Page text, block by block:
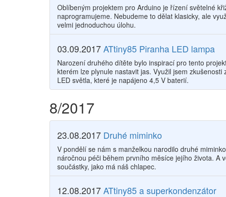
Oblíbeným projektem pro Arduino je řízení světelné
naprogramujeme. Nebudeme to dělat klasicky, ale
velmi jednoduchou úlohu.
03.09.2017ATtiny85 Piranha LED lampa
Narození druhého dítěte bylo inspirací pro tento
kterém lze plynule nastavit jas. Využil jsem
LED světla, které je napájeno 4,5 V baterií.
8/2017
23.08.2017 Druhé miminko
V pondělí se nám s manželkou narodilo druhé
náročnou péči během prvního měsíce jejího života. A
součástky, jako má náš chlapec.
12.08.2017ATtiny85 a superkondenzátor